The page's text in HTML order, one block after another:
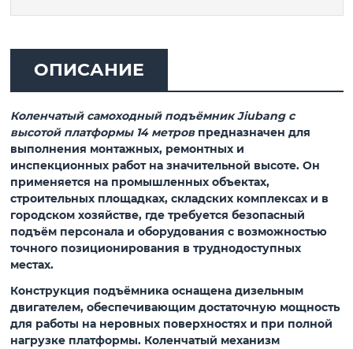
ОПИСАНИЕ
Коленчатый самоходный подъёмник Jiubang с
высотой платформы 14 метровпредназначен для
выполнения монтажных, ремонтных и
инспекционных работ на значительной высоте. Он
применяется на промышленных объектах,
строительных площадках, складских комплексах и в
городском хозяйстве, где требуется безопасный
подъём персонала и оборудования с возможностью
точного позиционирования в труднодоступных
местах.
Конструкция подъёмника оснащена дизельным
двигателем, обеспечивающим достаточную мощность
для работы на неровных поверхностях и при полной
нагрузке платформы. Коленчатый механизм